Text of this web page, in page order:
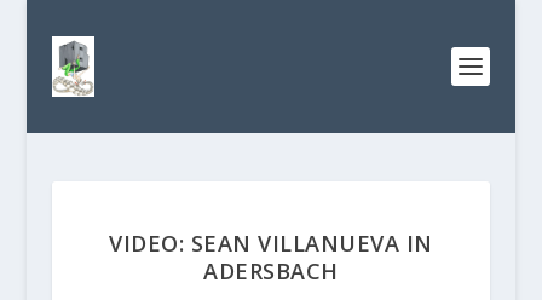
VIDEO: SEAN VILLANUEVA IN
ADERSBACH